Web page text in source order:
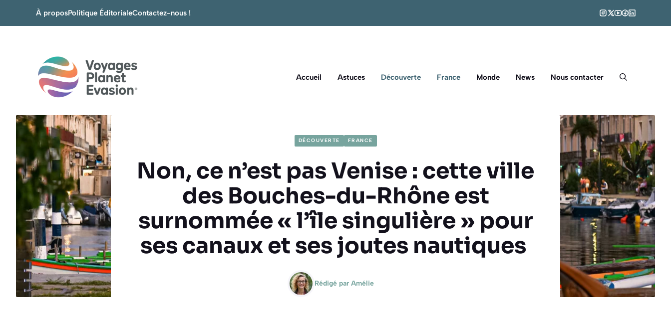
À proposPolitique ÉditorialeContactez-nous !
Accueil Astuces Découverte France Monde News Nous contacter
DÉCOUVERTE FRANCE
Non, ce n’est pas Venise : cette ville
des Bouches-du-Rhône est
surnommée « l’île singulière » pour
ses canaux et ses joutes nautiques
Rédigé par Amélie